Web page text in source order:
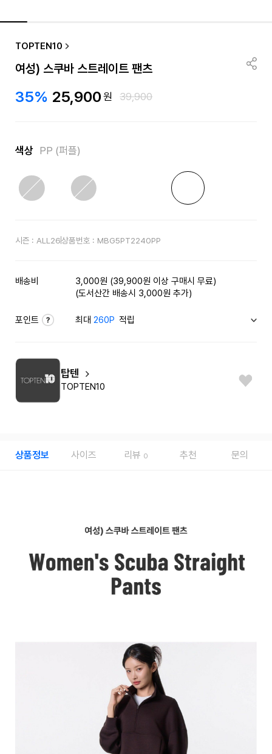
TOPTEN10
여성) 스쿠바 스트레이트 팬츠
35% 25,900원 39,900
색상 PP (퍼플)
시즌 : ALL26상품번호 : MBG5PT2240PP
배송비
3,000원 (39,900원 이상 구매시 무료)
(도서산간 배송시 3,000원 추가)
포인트 최대260P 적립
탑텐
TOPTEN10
상품정보 사이즈 리뷰 0 추천 문의